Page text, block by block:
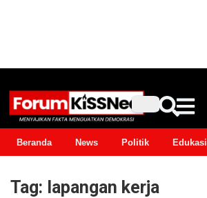
Beranda News Politik Edukasi
Tag: lapangan kerja